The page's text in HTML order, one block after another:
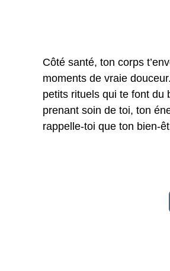
Côté santé, ton corps
moments de vraie
petits rituels qui te font du
prenant soin de toi, ton
rappelle-toi que ton bien-